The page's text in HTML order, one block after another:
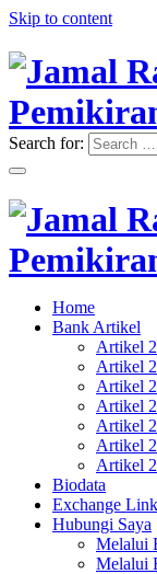
Skip to content
Jamal
"Memimpin
Search for:
Jamal
"Memimpin
Home
Bank Artikel
Artikel
Artikel
Artikel
Artikel
Artikel
Artikel
Artikel
Biodata
Exchange Link
Hubungi Saya
Melalui
Melalui